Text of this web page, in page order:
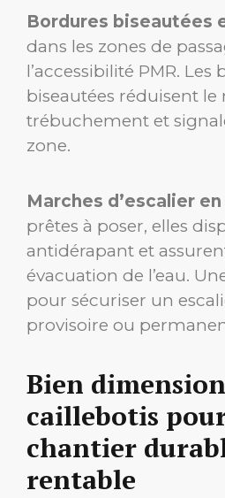
Bordures biseautées
dans les zones de
l’accessibilité PMR.
biseautées réduisent le
trébuchement et
zone.
Marches d’escalier
prêtes à poser, elles
antidérapant et
évacuation de l’eau.
pour sécuriser un
provisoire ou
Bien
caillebotis
chantier
rentable